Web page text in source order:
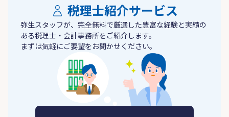
税理士紹介サービス
弥生スタッフが、完全無料で厳選した豊富な経験と実績の
ある税理士・会計事務所をご紹介します。
まずは気軽にご要望をお聞かせください。